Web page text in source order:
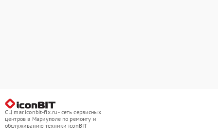
СЦ mar.iconbit-fix.ru - сеть сервисных
центров в Мариуполе по ремонту и
обслуживанию техники iconBIT